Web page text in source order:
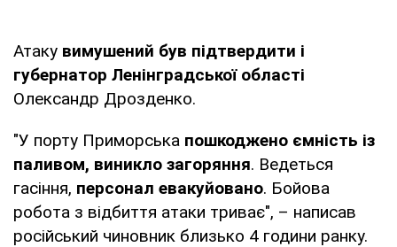
Атаку вимушений був підтвердити і
губернатор Ленінградської області
Олександр Дрозденко.
"У порту Приморська пошкоджено ємність із
паливом, виникло загоряння. Ведеться
гасіння, персонал евакуйовано. Бойова
робота з відбиття атаки триває", – написав
російський чиновник близько 4 години ранку.